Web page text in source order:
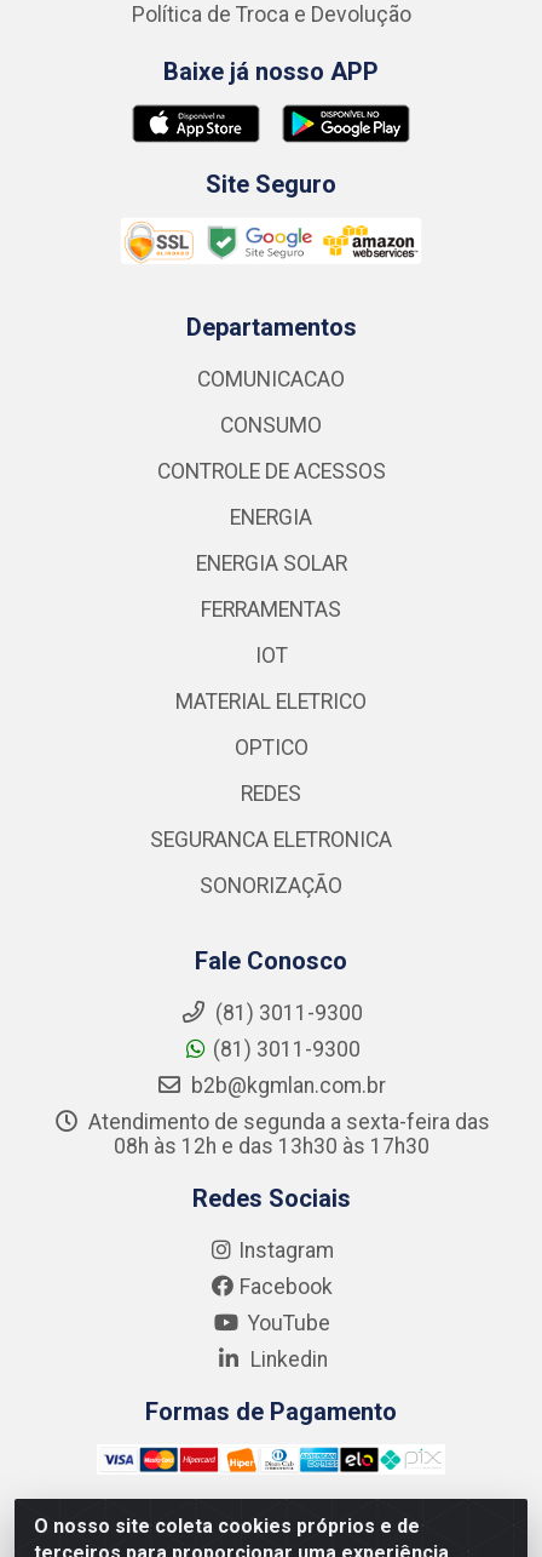
O nosso site coleta cookies próprios e de
Política de Troca e Devolução
Baixe já nosso APP
Site Seguro
Departamentos
COMUNICACAO
CONSUMO
CONTROLE DE ACESSOS
ENERGIA
ENERGIA SOLAR
FERRAMENTAS
IOT
MATERIAL ELETRICO
OPTICO
REDES
SEGURANCA ELETRONICA
SONORIZAÇÃO
Fale Conosco
(81) 3011-9300
(81) 3011-9300
b2b@kgmlan.com.br
Atendimento de segunda a sexta-feira das
08h às 12h e das 13h30 às 17h30
Redes Sociais
Instagram
Facebook
YouTube
Linkedin
Formas de Pagamento